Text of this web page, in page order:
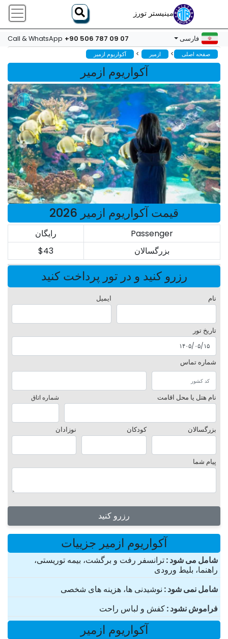
مینیستر تورز
فارسی Call & WhatsApp +90 506 787 09 07
صفحه اصلی > ازمیر > آکواریوم ازمیر
آکواریوم ازمیر
قیمت آکواریوم ازمیر 2026
Passenger
رایگان
بزرگسالان
$43
رزرو کنید و در تور پرداخت کنید
نام ایمیل
تاریخ تور
شماره تماس
نام هتل یا محل اقامت شماره اتاق
بزرگسالان کودکان نوزادان
پیام شما
رزرو کنید
آکواریوم ازمیر جزییات
شامل می شود ترانسفر رفت و برگشت، بیمه توریستی،
راهنما، بلیط ورودی
شامل نمی شود نوشیدنی ها، هزینه های شخصی
فراموش نشود کفش و لباس راحت
آکواریوم ازمیر